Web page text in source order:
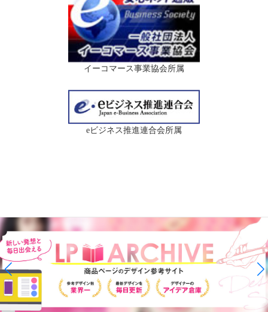
イーコマース事業協会所属
eビジネス推進連合会所属